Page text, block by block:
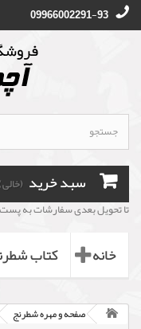
09966002291-93
سبد خرید (خالی)
تا تحویل بعدی سفارشات به پست: 23ساعت
خانه کتاب
صفحه و مهره شطرنج